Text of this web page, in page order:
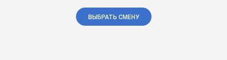
ВЫБРАТЬ СМЕНУ